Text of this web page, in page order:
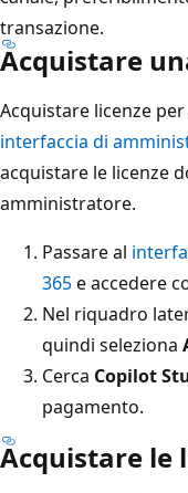
transazione.
Acquistare
Acquistare licenze
interfaccia di
acquistare le licenze
amministratore.
Passare al
365e accedere
Nel riquadro
quindi seleziona
Cerca Copilot
pagamento.
Acquistare le